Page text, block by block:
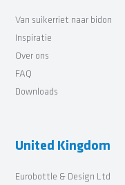
Van suikerriet naar bidon
Inspiratie
Over ons
FAQ
Downloads
United Kingdom
Eurobottle & Design Ltd